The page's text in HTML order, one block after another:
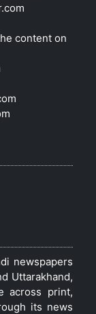
content on
newspapers
Uttarakhand,
across print,
its news